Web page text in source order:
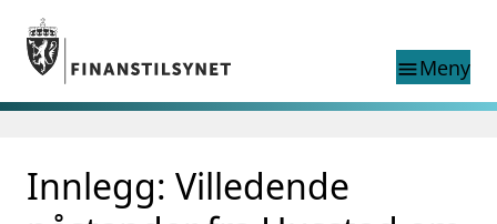
Gå til hovedinnhold
Gå til søkesiden
menuMeny
nettstedet
language
English
exist in English
Innlegg: Villedende